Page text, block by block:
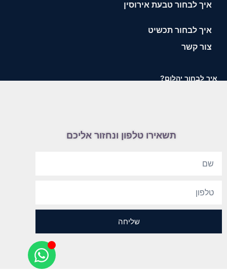
איך לבחור טבעת אירוסין
איך לבחור תכשיט
צור קשר
איך לבחור יהלום?
תשאירו טלפון ונחזור אליכם
שליחה